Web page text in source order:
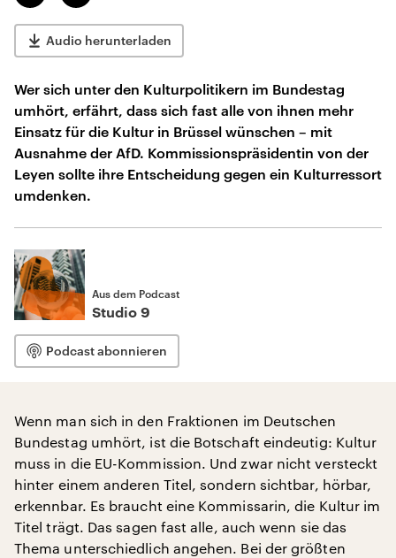
Audio herunterladen
Wer sich unter den Kulturpolitikern im Bundestag
umhört, erfährt, dass sich fast alle von ihnen mehr
Einsatz für die Kultur in Brüssel wünschen – mit
Ausnahme der AfD. Kommissionspräsidentin von der
Leyen sollte ihre Entscheidung gegen ein Kulturressort
umdenken.
Aus dem Podcast
Studio 9
Podcast abonnieren
Wenn man sich in den Fraktionen im Deutschen
Bundestag umhört, ist die Botschaft eindeutig: Kultur
muss in die EU-Kommission. Und zwar nicht versteckt
hinter einem anderen Titel, sondern sichtbar, hörbar,
erkennbar. Es braucht eine Kommissarin, die Kultur im
Titel trägt. Das sagen fast alle, auch wenn sie das
Thema unterschiedlich angehen. Bei der größten